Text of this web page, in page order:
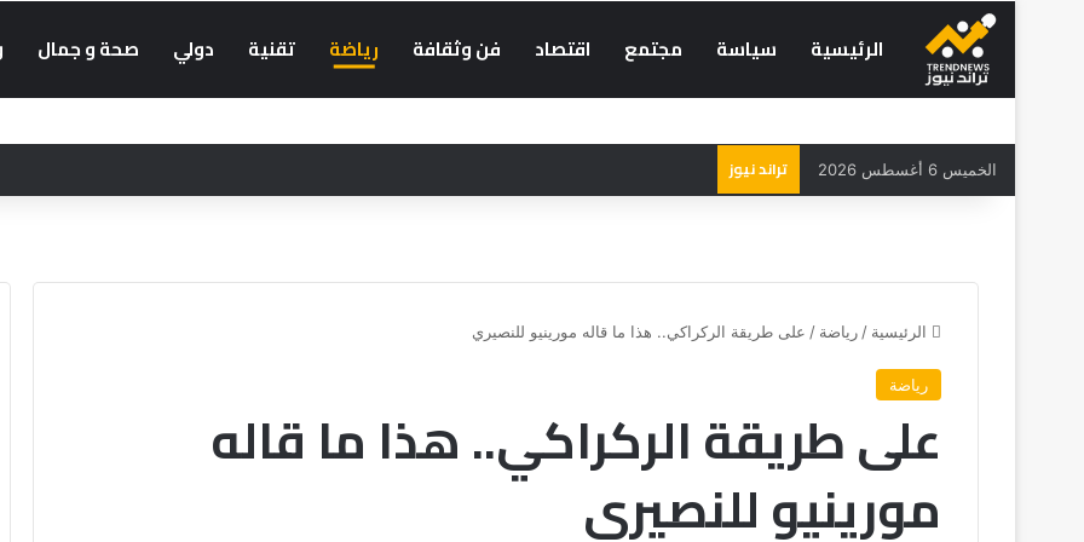
الرئيسية سياسة مجتمع اقتصاد فن وثقافة رياضة تقنية دولي صحة و جمال
الخميس 6 أغسطس 2026 تراند نيوز
الرئيسية / رياضة / على طريقة الركراكي.. هذا ما قاله مورينيو للنصيري
رياضة
على طريقة الركراكي.. هذا ما قاله
مورينيو للنصيري